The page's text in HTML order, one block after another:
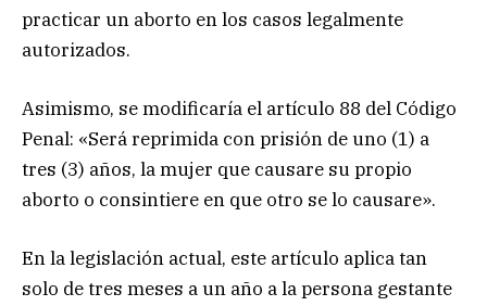
practicar un aborto en los casos legalmente
autorizados.
Asimismo, se modificaría el artículo 88 del Código
Penal: «Será reprimida con prisión de uno (1) a
tres (3) años, la mujer que causare su propio
aborto o consintiere en que otro se lo causare».
En la legislación actual, este artículo aplica tan
solo de tres meses a un año a la persona gestante